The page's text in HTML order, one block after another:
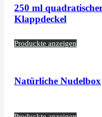
250 ml
Klappdeckel
Produckte anzeigen
Natürliche Nudelbox